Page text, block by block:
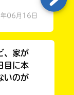
06月16日
、家が
目に本
いのが